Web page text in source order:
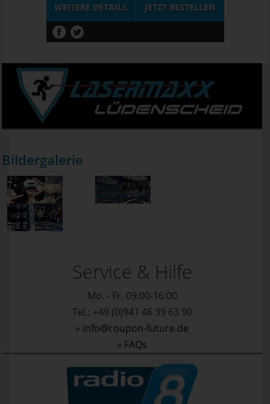
WEITERE DETAILS JETZTBESTELLEN
Bildergalerie
Service & Hilfe
Mo. - Fr. 09:00-16:00
Tel.: +49 (0)941 46 39 63 90
» info@coupon-future.de
» FAQs